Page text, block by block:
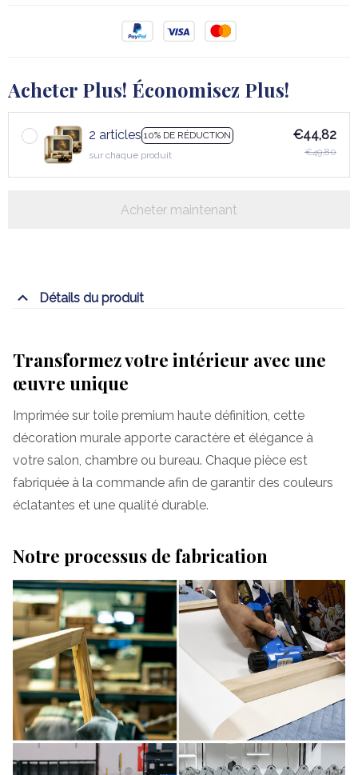
Acheter Plus! Économisez Plus!
2 articles 10% DE RÉDUCTION
sur chaque produit
€44,82
€49,80
Acheter maintenant
Détails du produit
Transformez votre intérieur avec une
œuvre unique
Imprimée sur toile premium haute définition, cette
décoration murale apporte caractère et élégance à
votre salon, chambre ou bureau. Chaque pièce est
fabriquée à la commande afin de garantir des couleurs
éclatantes et une qualité durable.
Notre processus de fabrication